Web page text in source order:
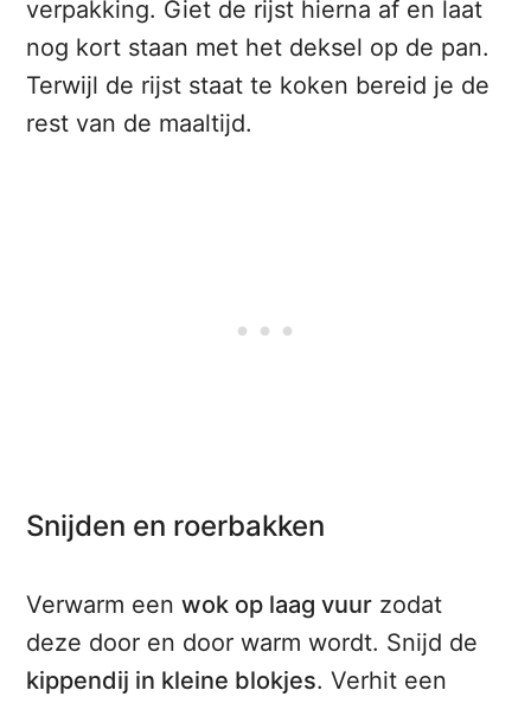
verpakking. Giet de rijst hierna af en laat
nog kort staan met het deksel op de pan.
Terwijl de rijst staat te koken bereid je de
rest van de maaltijd.
Snijden en roerbakken
Verwarm eenwok op laag vuur zodat
deze door en door warm wordt. Snijd de
kippendij in kleine blokjes. Verhit een